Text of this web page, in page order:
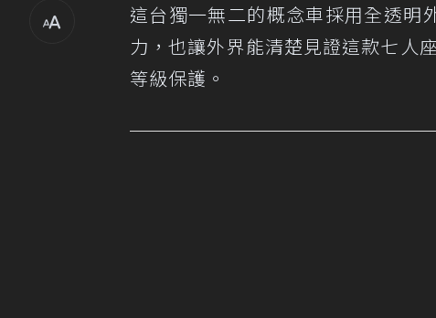
這台獨一無二的概念車採用全透明
力，也讓外界能清楚見證這款七人
等級保護。